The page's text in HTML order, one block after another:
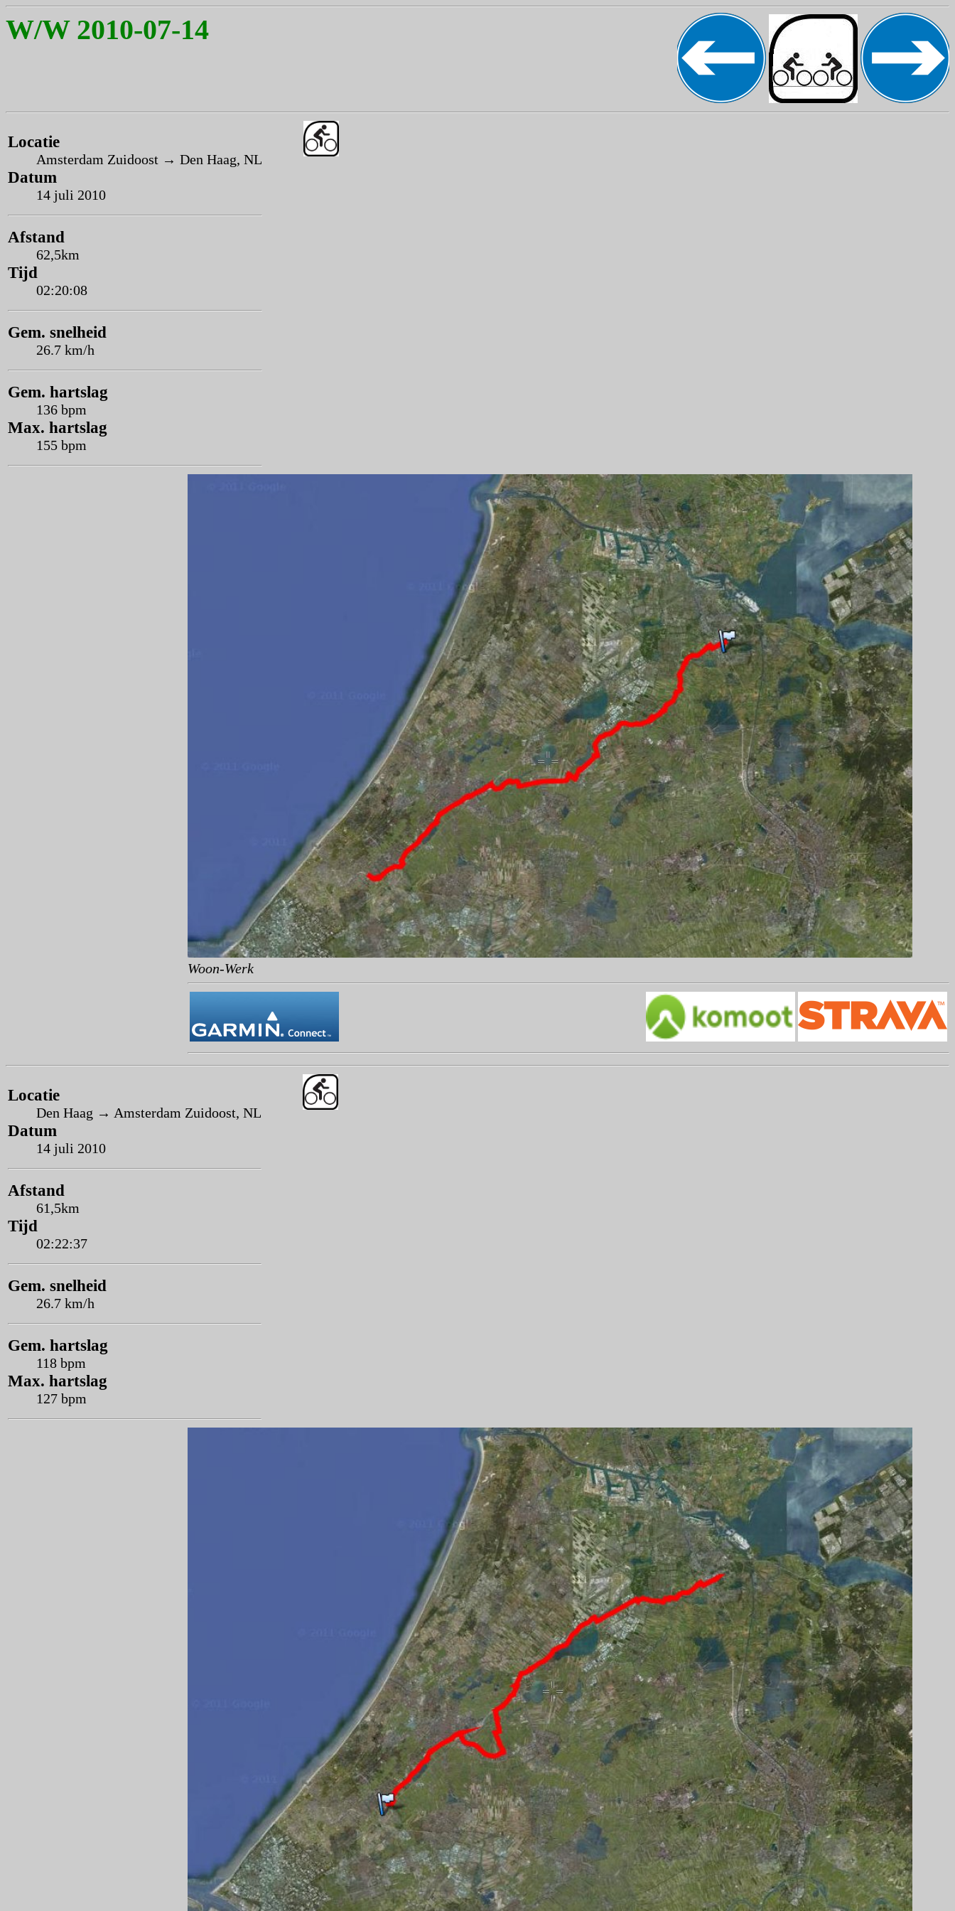
W/W 2010-07-14
Locatie
Amsterdam Zuidoost → Den Haag, NL
Datum
14 juli 2010
Afstand
62,5km
Tijd
02:20:08
Gem. snelheid
26.7 km/h
Gem. hartslag
136 bpm
Max. hartslag
155 bpm
Woon-Werk
Locatie
Den Haag → Amsterdam Zuidoost, NL
Datum
14 juli 2010
Afstand
61,5km
Tijd
02:22:37
Gem. snelheid
26.7 km/h
Gem. hartslag
118 bpm
Max. hartslag
127 bpm